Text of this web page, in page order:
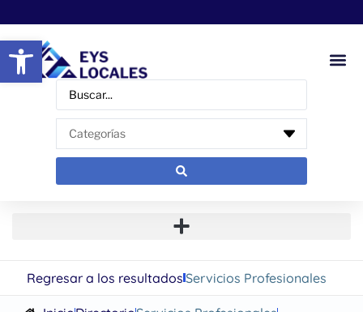
Abrir barra de herramientas
Regresar a los resultadosServicios Profesionales